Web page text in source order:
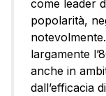
come leader
popolarità,
largamente
anche in
dall’efficacia